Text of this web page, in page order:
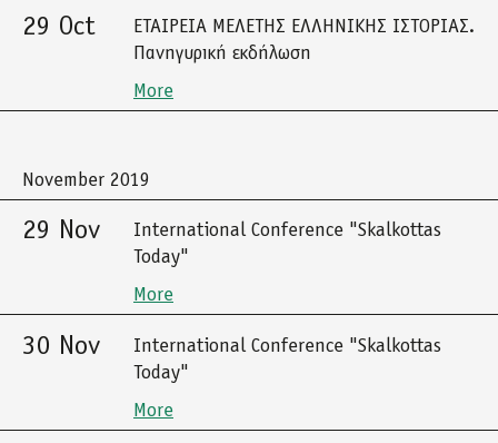
29 Oct
ΕΤΑΙΡΕΙΑ ΜΕΛΕΤΗΣ ΕΛΛΗΝΙΚΗΣ ΙΣΤΟΡΙΑΣ.
Πανηγυρική εκδήλωση
More
November 2019
29 Nov
International Conference "Skalkottas
Today"
More
30 Nov
International Conference "Skalkottas
Today"
More